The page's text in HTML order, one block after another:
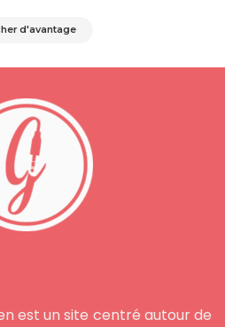
d'avantage
est un site centré autour de